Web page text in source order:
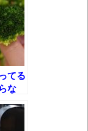
お
･･
てきた陰に
外だったｗ
てる
な
の洗